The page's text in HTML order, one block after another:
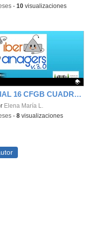
- 10visualizaciones
TUTORIAL 16 CFGB CUADRO DE PROTECCIÓN ARMADO
educativo.
Elena María L.
- 8visualizaciones